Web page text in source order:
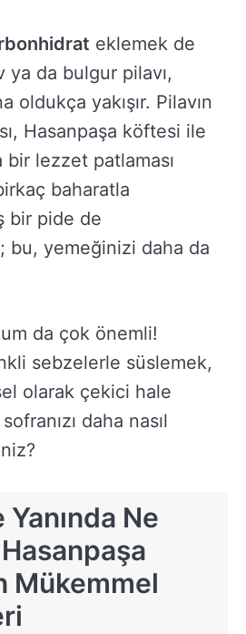
eklemek de
ya da bulgur pilavı,
oldukça yakışır. Pilavın
Hasanpaşa köftesi ile
lezzet patlaması
baharatla
bir pide de
bu, yemeğinizi daha da
da çok önemli!
sebzelerle süslemek,
olarak çekici hale
daha nasıl
Ne
Mükemmel